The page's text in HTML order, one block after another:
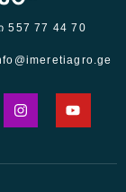
557 77 44 70